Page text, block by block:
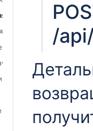
предложения
от выполнения
и
API
/